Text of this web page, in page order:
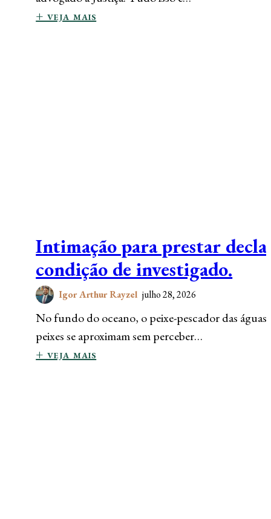
+ veja mais
Intimação para prestar
condição de investigado.
Igor Arthur Rayzel julho 28, 2026
No fundo do oceano, o peixe-pescador das
peixes se aproximam sem perceber…
+ veja mais